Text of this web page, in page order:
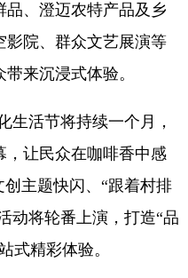
、澄迈农特产品及乡
影院、群众文艺展演等
来沉浸式体验。
活节将持续一个月，
，让民众在咖啡香中感
主题快闪、“跟着村排
动将轮番上演，打造“品
式精彩体验。